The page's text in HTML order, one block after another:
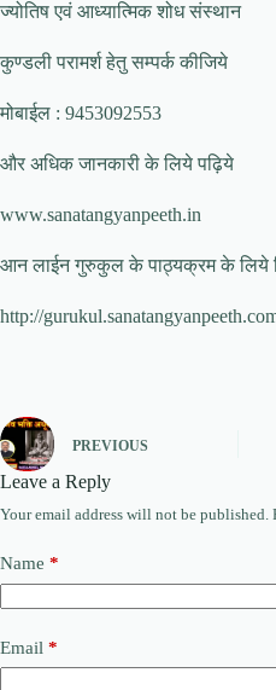
ज्योतिष एवं आध्यात्मिक शोध संस्थान
कुण्डली परामर्श हेतु सम्पर्क कीजिये
मोबाईल : 9453092553
और अधिक जानकारी के लिये पढ़िये
www.sanatangyanpeeth.in
आन लाईन गुरुकुल के पाठ्यक्रम के लिये
http://
PREVIOUS
Leave a Reply
Your email address will not be published.
Name *
Email *